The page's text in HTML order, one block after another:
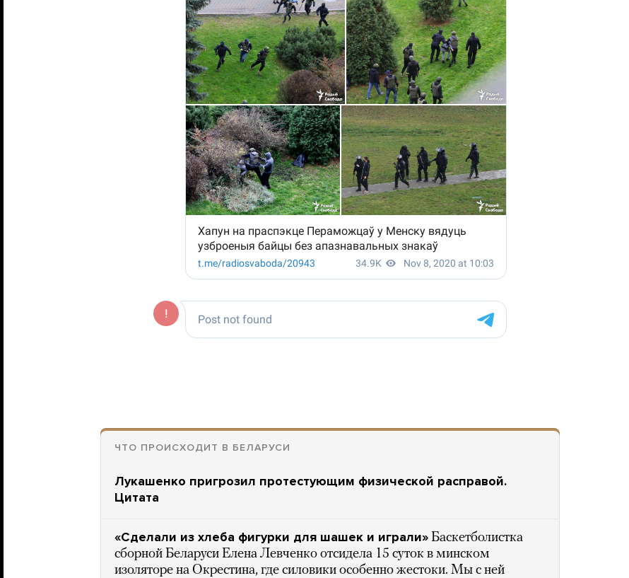
ЧТО ПРОИСХОДИТ В БЕЛАРУСИ
Лукашенко пригрозил протестующим физической расправой.
Цитата
«Сделали из хлеба фигурки для шашек и играли» Баскетболистка
сборной Беларуси Елена Левченко отсидела 15 суток в минском
изоляторе на Окрестина, где силовики особенно жестоки. Мы с ней